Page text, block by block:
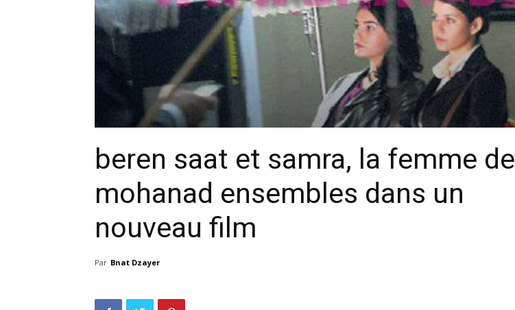
beren saat et samra, la femme de
mohanad ensembles dans un
nouveau film
Par Bnat Dzayer